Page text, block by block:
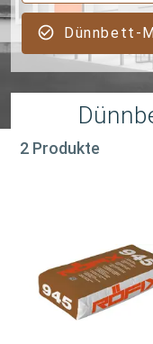
Dünnbett-
2 Produkte